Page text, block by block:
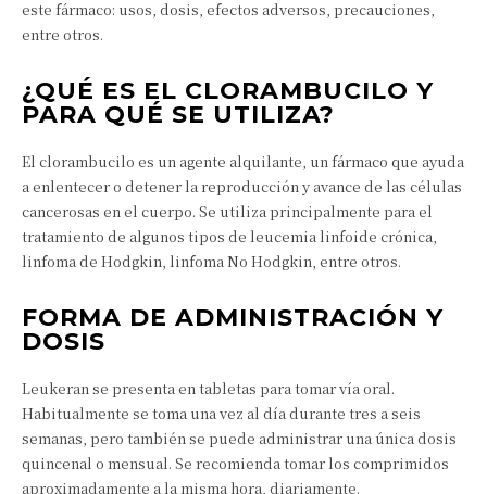
este fármaco: usos, dosis, efectos adversos, precauciones,
entre otros.
¿QUÉ ES EL CLORAMBUCILO Y
PARA QUÉ SE UTILIZA?
El clorambucilo es un agente alquilante, un fármaco que ayuda
a enlentecer o detener la reproducción y avance de las células
cancerosas en el cuerpo. Se utiliza principalmente para el
tratamiento de algunos tipos de leucemia linfoide crónica,
linfoma de Hodgkin, linfoma No Hodgkin, entre otros.
FORMA DE ADMINISTRACIÓN Y
DOSIS
Leukeran se presenta en tabletas para tomar vía oral.
Habitualmente se toma una vez al día durante tres a seis
semanas, pero también se puede administrar una única dosis
quincenal o mensual. Se recomienda tomar los comprimidos
aproximadamente a la misma hora, diariamente.